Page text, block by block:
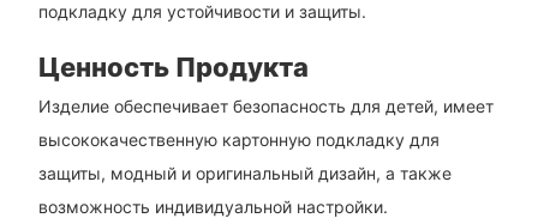
подкладку для устойчивости и защиты.
Ценность Продукта
Изделие обеспечивает безопасность для детей, имеет
высококачественную картонную подкладку для
защиты, модный и оригинальный дизайн, а также
возможность индивидуальной настройки.